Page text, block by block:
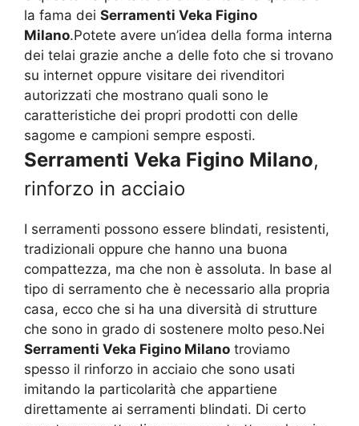
la fama dei Serramenti Veka Figino
Milano.Potete avere un’idea della forma interna
dei telai grazie anche a delle foto che si trovano
su internet oppure visitare dei rivenditori
autorizzati che mostrano quali sono le
caratteristiche dei propri prodotti con delle
sagome e campioni sempre esposti.
Serramenti Veka Figino Milano,
rinforzo in acciaio
I serramenti possono essere blindati, resistenti,
tradizionali oppure che hanno una buona
compattezza, ma che non è assoluta. In base al
tipo di serramento che è necessario alla propria
casa, ecco che si ha una diversità di strutture
che sono in grado di sostenere molto peso.Nei
Serramenti Veka Figino Milano troviamo
spesso il rinforzo in acciaio che sono usati
imitando la particolarità che appartiene
direttamente ai serramenti blindati. Di certo